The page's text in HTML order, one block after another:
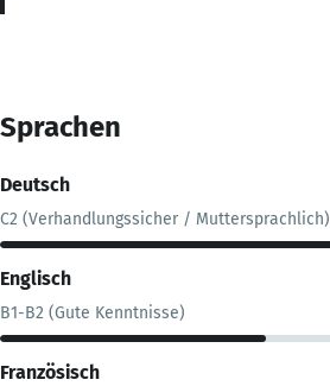
Sprachen
Deutsch
C2 (Verhandlungssicher / Muttersprachlich)
Englisch
B1-B2 (Gute Kenntnisse)
Französisch